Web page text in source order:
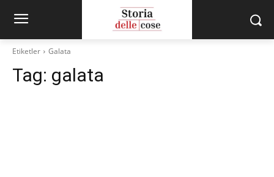
Etiketler Galata
Tag: galata